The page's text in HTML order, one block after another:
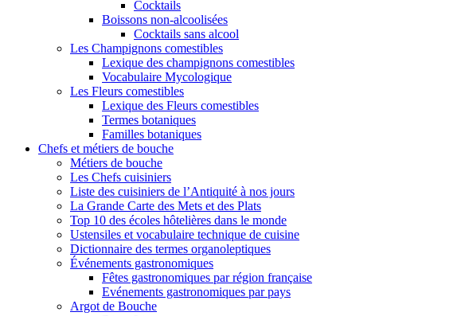
Cocktails
Boissons non-alcoolisées
Cocktails sans alcool
Les Champignons comestibles
Lexique des champignons comestibles
Vocabulaire Mycologique
Les Fleurs comestibles
Lexique des Fleurs comestibles
Termes botaniques
Familles botaniques
Chefs et métiers de bouche
Métiers de bouche
Les Chefs cuisiniers
Liste des cuisiniers de l’Antiquité à nos jours
La Grande Carte des Mets et des Plats
Top 10 des écoles hôtelières dans le monde
Ustensiles et vocabulaire technique de cuisine
Dictionnaire des termes organoleptiques
Événements gastronomiques
Fêtes gastronomiques par région française
Evénements gastronomiques par pays
Argot de Bouche